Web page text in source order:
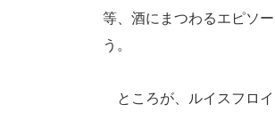
等、酒にまつわるエピソ
う。
ところが、ルイスフロイ